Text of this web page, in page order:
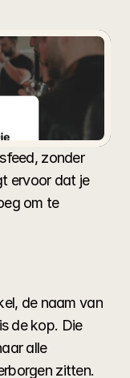
zonder
ervoor dat je
om te
zonder
ervoor dat je
om te
de naam van
de kop. Die
alle
zitten.